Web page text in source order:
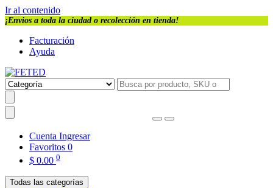
Ir al contenido
¡Envios a toda la ciudad o recolección en tienda!
Facturación
Ayuda
Cuenta Ingresar
Favoritos 0
$ 0.00 0
Todas las categorías